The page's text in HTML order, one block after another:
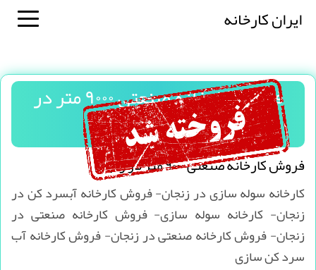
ایران کارخانه
فروش کارخانه صنعتی ۹۰۰۰ متر در
زنجان
فروش کارخانه صنعتی ۹۰۰۰ متر در زنجان
کارخانه سوله سازی در زنجان- فروش کارخانه آبسرد کن در
زنجان- کارخانه سوله سازی- فروش کارخانه صنعتی در
زنجان- فروش کارخانه صنعتی در زنجان- فروش کارخانه آب
سرد کن سازی